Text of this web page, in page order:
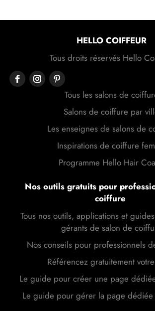
HELLO COIFFEUR
Tous droits réservés Hello
Tous les salons de
Salons de coiffure par
Les enseignes de salons de
Inspirations de coiffure
Programme Hello Hair
Nos outils gratuits pour
coiffure
Tous nos outils, applications et
gérants de salon de
Nos conseils pour professionnels
Référencez gratuitement
Le guide pour créer une page
Le guide pour gérer la page dédiée